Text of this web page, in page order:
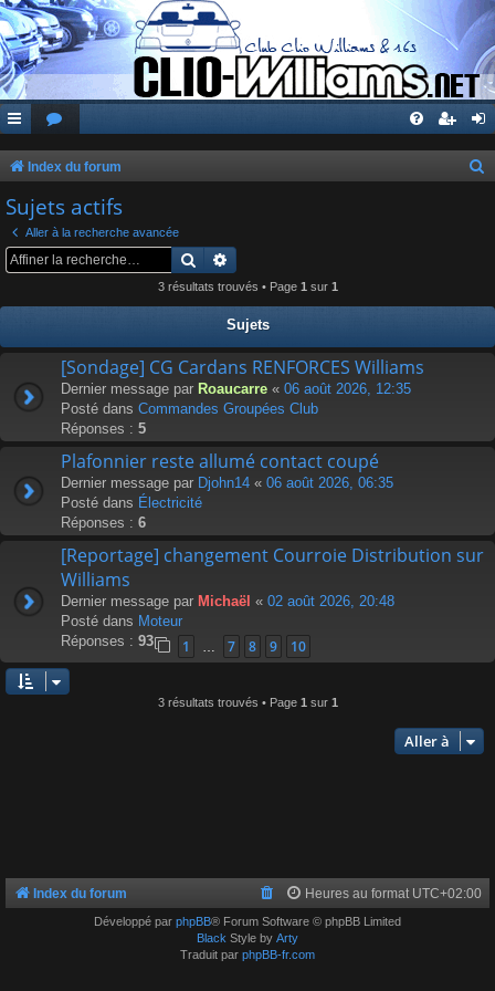
Index du forum
r
Sujets actifs
Aller à la recherche avancée
Rechercher
3 résultats trouvés • Page 1 sur 1
Sujets
[Sondage] CG Cardans RENFORCES Williams
Dernier message par Roaucarre « 06 août 2026, 12:35
Posté dans Commandes Groupées Club
Réponses : 5
Plafonnier reste allumé contact coupé
Dernier message par Djohn14 « 06 août 2026, 06:35
Posté dans Électricité
Réponses : 6
[Reportage] changement Courroie Distribution sur
Williams
Dernier message par Michaël « 02 août 2026, 20:48
Posté dans Moteur
Réponses : 93 1 … 7 8 9 10
3 résultats trouvés • Page 1 sur 1
Aller à
Index du forum Heures au format UTC+02:00
Développé par phpBB® Forum Software © phpBB Limited
Black Style by Arty
Traduit par phpBB-fr.com